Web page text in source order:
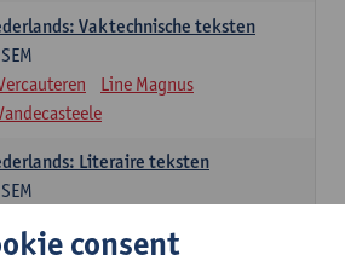
Vaktechnische teksten
Line Magnus
Literaire teksten
consent